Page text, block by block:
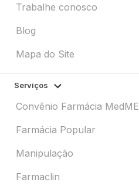
Trabalhe conosco
Blog
Mapa do Site
Serviços
Convênio Farmácia MedME
Farmácia Popular
Manipulação
Farmaclin